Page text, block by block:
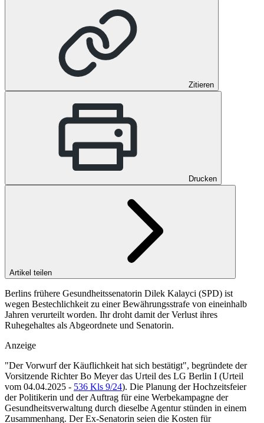
Zitieren
Drucken
Artikel teilen
Berlins frühere Gesundheitssenatorin Dilek Kalayci (SPD) ist
wegen Bestechlichkeit zu einer Bewährungsstrafe von eineinhalb
Jahren verurteilt worden. Ihr droht damit der Verlust ihres
Ruhegehaltes als Abgeordnete und Senatorin.
Anzeige
"Der Vorwurf der Käuflichkeit hat sich bestätigt", begründete der
Vorsitzende Richter Bo Meyer das Urteil des LG Berlin I (Urteil
vom 04.04.2025 - 536 Kls 9/24). Die Planung der Hochzeitsfeier
der Politikerin und der Auftrag für eine Werbekampagne der
Gesundheitsverwaltung durch dieselbe Agentur stünden in einem
Zusammenhang. Der Ex-Senatorin seien die Kosten für